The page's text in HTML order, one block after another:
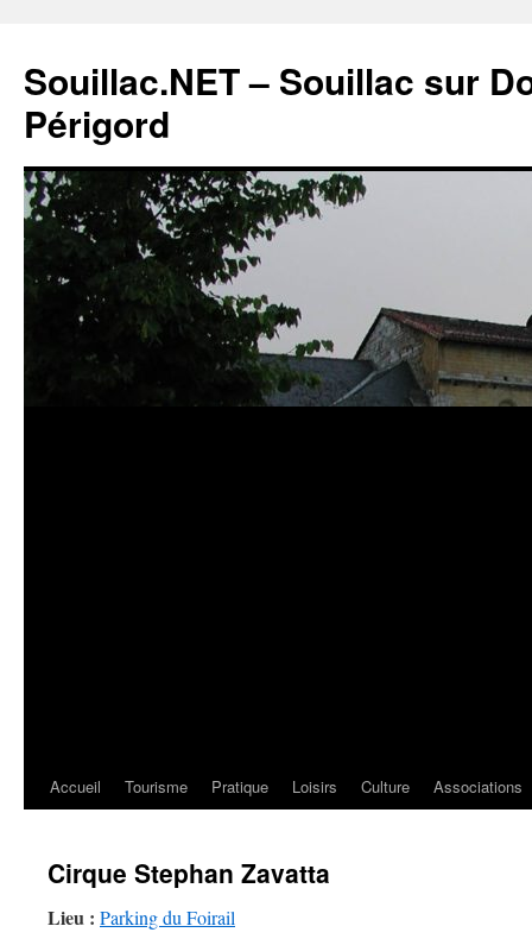
Souillac.NET – Souillac sur
Périgord
Accueil Tourisme Pratique Loisirs Culture Associations
Cirque Stephan Zavatta
Lieu : Parking du Foirail